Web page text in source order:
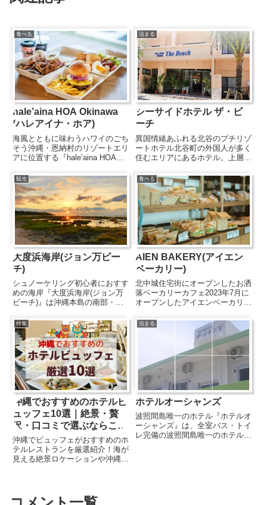
食べる
hale’aina HOA Okinawa
(ハレアイナ・ホア)
海風とともに味わうハワイのごち
そう沖縄・恩納村のリゾートエリ
アに位置する『hale’aina HOA
の空気を感じながら食事が楽しめ
るカフェ＆ダイナー。名物の
HIBACHIスタイルのBBQプレー
トやガーリ...
泊まる
シーサイドホテル ザ・ビ
ーチ
異国情緒あふれる北谷のプチリゾ
ートホテル北谷町の外国人が多く
住むエリアにあるホテル。上層階
ることもでき、異国情緒を感じな
がら静かに過ごすことができま
す。高級リゾートが多い北谷町に
ありながらお値段もリーズナブル
で...
観光
大度浜海岸(ジョン万ビー
チ)
シュノーケリング初心者におすす
めの海岸『大度浜海岸(ジョン万
ビーチ)』は沖縄本島の南部・糸
国定公園に指定されています。ジ
ョン万次郎がアメリカから帰国し
た際に上陸した場所であることか
ら、ジョン万ビーチという名前
も...
食べる
AIEN BAKERY(アイエン
ベーカリー)
北中城住宅街にオープンしたお洒
落ベーカリーカフェ2023年7月に
オープンしたアイエンベーカリー
ヒー＆ホステル』の系列店。コン
クリート打ちっぱなしの内装でモ
ダン＆スタイリッシュな雰囲気が
漂います。惣菜パンやデザー...
特集
沖縄でおすすめのホテルビ
ュッフェ10選｜絶景・贅
沢・口コミで選ぶならこ
こ！
沖縄でビュッフェがおすすめのホ
テルレストランを厳選紹介！海が
見える絶景ロケーションや沖縄料
チ選びに役立つ情報満載です。
泊まる
ホテルオーシャンズ
波照間島唯一のホテル『ホテルオ
ーシャンズ』は、全室バス・トイ
レ完備の波照間島唯一のホテル。